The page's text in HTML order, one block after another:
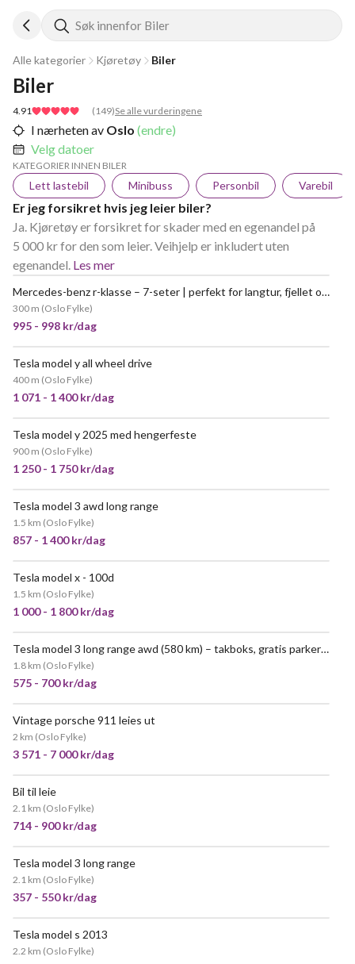
Søk innenfor Biler
Alle kategorier Kjøretøy Biler
4.91 ( 149)Se alle vurderingene
Biler
I nærheten av Oslo (endre)
Velg datoer
KATEGORIER INNEN BILER
Lett lastebil Minibuss Personbil Varebil
Er jeg forsikret hvis jeg leier biler?
Ja. Kjøretøy er forsikret for skader med en egenandel på
5 000 kr for den som leier. Veihjelp er inkludert uten
egenandel. Les mer
Mercedes-benz r-klasse – 7-seter | perfekt for langtur, fjellet og europa
300 m (Oslo Fylke)
995 - 998 kr/dag
Tesla model y all wheel drive
400 m (Oslo Fylke)
1 071 - 1 400 kr/dag
Tesla model y 2025 med hengerfeste
900 m (Oslo Fylke)
1 250 - 1 750 kr/dag
Tesla model 3 awd long range
1.5 km (Oslo Fylke)
857 - 1 400 kr/dag
Tesla model x - 100d
1.5 km (Oslo Fylke)
1 000 - 1 800 kr/dag
Tesla model 3 long range awd (580 km) – takboks, gratis parkering i oslo
1.8 km (Oslo Fylke)
575 - 700 kr/dag
Vintage porsche 911 leies ut
2 km (Oslo Fylke)
3 571 - 7 000 kr/dag
Bil til leie
2.1 km (Oslo Fylke)
714 - 900 kr/dag
Tesla model 3 long range
2.1 km (Oslo Fylke)
357 - 550 kr/dag
Tesla model s 2013
2.2 km (Oslo Fylke)